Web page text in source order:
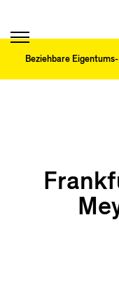
Beziehbare Eigentums-